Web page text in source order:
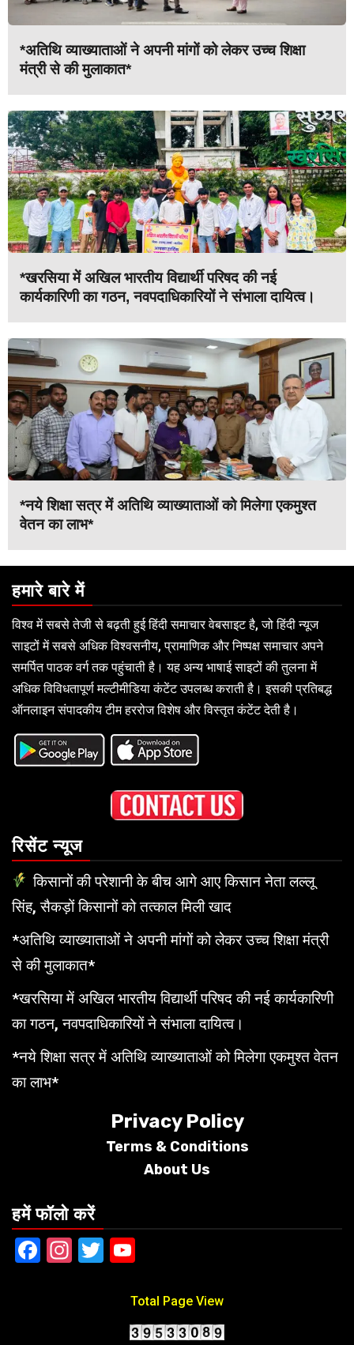
*अतिथि व्याख्याताओं ने अपनी मांगों को लेकर उच्च शिक्षा
मंत्री से की मुलाकात*
*खरसिया में अखिल भारतीय विद्यार्थी परिषद की नई
कार्यकारिणी का गठन, नवपदाधिकारियों ने संभाला दायित्व।
*नये शिक्षा सत्र में अतिथि व्याख्याताओं को मिलेगा एकमुश्त
वेतन का लाभ*
हमारे बारे में
विश्व में सबसे तेजी से बढ़ती हुई हिंदी समाचार वेबसाइट है, जो हिंदी न्यूज
साइटों में सबसे अधिक विश्वसनीय, प्रामाणिक और निष्पक्ष समाचार अपने
समर्पित पाठक वर्ग तक पहुंचाती है। यह अन्य भाषाई साइटों की तुलना में
अधिक विविधतापूर्ण मल्टीमीडिया कंटेंट उपलब्ध कराती है। इसकी प्रतिबद्ध
ऑनलाइन संपादकीय टीम हररोज विशेष और विस्तृत कंटेंट देती है।
रिसेंट न्यूज
किसानों की परेशानी के बीच आगे आए किसान नेता लल्लू
सिंह, सैकड़ों किसानों को तत्काल मिली खाद
*अतिथि व्याख्याताओं ने अपनी मांगों को लेकर उच्च शिक्षा मंत्री
से की मुलाकात*
*खरसिया में अखिल भारतीय विद्यार्थी परिषद की नई कार्यकारिणी
का गठन, नवपदाधिकारियों ने संभाला दायित्व।
*नये शिक्षा सत्र में अतिथि व्याख्याताओं को मिलेगा एकमुश्त वेतन
का लाभ*
Privacy Policy
Terms & Conditions
About Us
हमें फॉलो करें
Facebook
Instagram
Twitter
Total Page View